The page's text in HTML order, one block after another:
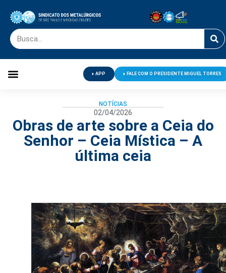
APP FALE COM O PRESIDENTE MIGUEL TORRES
NOTÍCIAS
02/04/2026
Obras de arte sobre a Ceia do
Senhor – Ceia Mística – A
última ceia